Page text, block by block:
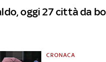
oggi 27 città da
CRONACA